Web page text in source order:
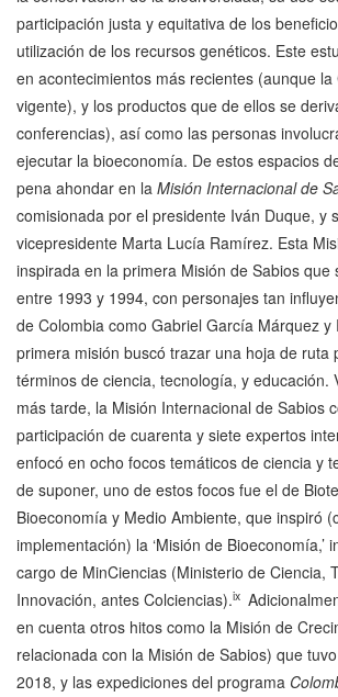
participación justa y equitativa de los
utilización de los recursos genéticos. Este
en acontecimientos más recientes (aunque la
vigente), y los productos que de ellos se
conferencias), así como las personas
ejecutar la bioeconomía. De estos espacios
pena ahondar en la Misión Internacional de
comisionada por el presidente Iván Duque, y
vicepresidente Marta Lucía Ramírez. Esta
inspirada en la primera Misión de Sabios que
entre 1993 y 1994, con personajes tan
de Colombia como Gabriel García Márquez y
primera misión buscó trazar una hoja de ruta
términos de ciencia, tecnología, y educación.
más tarde, la Misión Internacional de Sabios
participación de cuarenta y siete expertos
enfocó en ocho focos temáticos de ciencia y
de suponer, uno de estos focos fue el de
Bioeconomía y Medio Ambiente, que inspiró
implementación) la ‘Misión de Bioeconomía,’
cargo de MinCiencias (Ministerio de Ciencia,
Innovación, antes Colciencias).ix
en cuenta otros hitos como la Misión de
relacionada con la Misión de Sabios) que
2018, y las expediciones del programa